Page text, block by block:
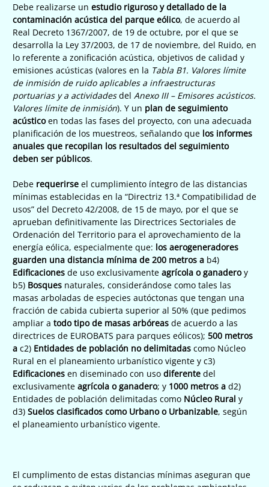
Debe realizarse un estudio riguroso y detallado de la
contaminación acústica del parque eólico, de acuerdo al
Real Decreto 1367/2007, de 19 de octubre, por el que se
desarrolla la Ley 37/2003, de 17 de noviembre, del Ruido, en
lo referente a zonificación acústica, objetivos de calidad y
emisiones acústicas (valores en la Tabla B1. Valores límite
de inmisión de ruido aplicables a infraestructuras
portuarias y a actividadesdel Anexo III – Emisores acústicos.
Valores límite de inmisión). Y un plan de seguimiento
acústicoen todas las fases del proyecto, con una adecuada
planificación de los muestreos, señalando que los informes
anuales que recopilan los resultados del seguimiento
deben ser públicos.
Debe requerirse el cumplimiento íntegro de las distancias
mínimas establecidas en la “Directriz 13.ª Compatibilidad de
usos” del Decreto 42/2008, de 15 de mayo, por el que se
aprueban definitivamente las Directrices Sectoriales de
Ordenación del Territorio para el aprovechamiento de la
energía eólica, especialmente que: los aerogeneradores
guarden una distancia mínima de 200 metros a b4)
Edificaciones de uso exclusivamente agrícola o ganaderoy
b5) Bosques naturales, considerándose como tales las
masas arboladas de especies autóctonas que tengan una
fracción de cabida cubierta superior al 50% (que pedimos
ampliar a todo tipo de masas arbóreas de acuerdo a las
directrices de EUROBATS para parques eólicos); 500 metros
a c2) Entidades de población no delimitadas como Núcleo
Rural en el planeamiento urbanístico vigente y c3)
Edificaciones en diseminado con uso diferente del
exclusivamente agrícola o ganadero; y 1000 metros a d2)
Entidades de población delimitadas como Núcleo Rural y
d3) Suelos clasificados como Urbano o Urbanizable, según
el planeamiento urbanístico vigente.
El cumplimento de estas distancias mínimas aseguran que